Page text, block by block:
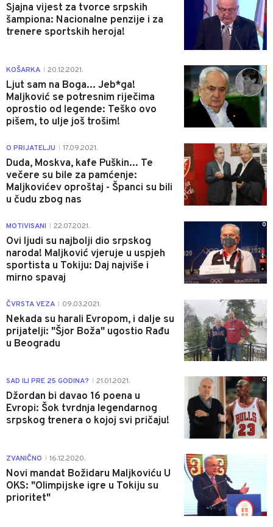
Sjajna vijest za tvorce srpskih
šampiona: Nacionalne penzije i za
trenere sportskih heroja!
KOŠARKA 20.12.2021.
Ljut sam na Boga... Jeb*ga!
Maljković se potresnim riječima
oprostio od legende: Teško ovo
pišem, to ulje još trošim!
0
O PRIJATELJU 17.09.2021.
Duda, Moskva, kafe Puškin... Te
večere su bile za pamćenje:
Maljkovićev oproštaj - Španci su bili
u čudu zbog nas
0
MOTIVISANI 22.07.2021.
Ovi ljudi su najbolji dio srpskog
naroda! Maljković vjeruje u uspjeh
sportista u Tokiju: Daj najviše i
mirno spavaj
0
ČVRSTA VEZA 09.03.2021.
Nekada su harali Evropom, i dalje su
prijatelji: "Šjor Boža" ugostio Rađu
u Beogradu
0
SAD ILI PRE 25 GODINA? 21.01.2021.
Džordan bi davao 16 poena u
Evropi: Šok tvrdnja legendarnog
srpskog trenera o kojoj svi pričaju!
0
ZVANIČNO 16.12.2020.
Novi mandat Božidaru Maljkoviću U
OKS: "Olimpijske igre u Tokiju su
prioritet"